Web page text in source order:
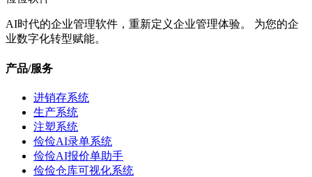
AI时代的企业管理软件，重新定义企业管理体验。 为您的企
业数字化转型赋能。
产品/服务
进销存系统
生产系统
注塑系统
俭俭AI录单系统
俭俭AI报价单助手
俭俭仓库可视化系统